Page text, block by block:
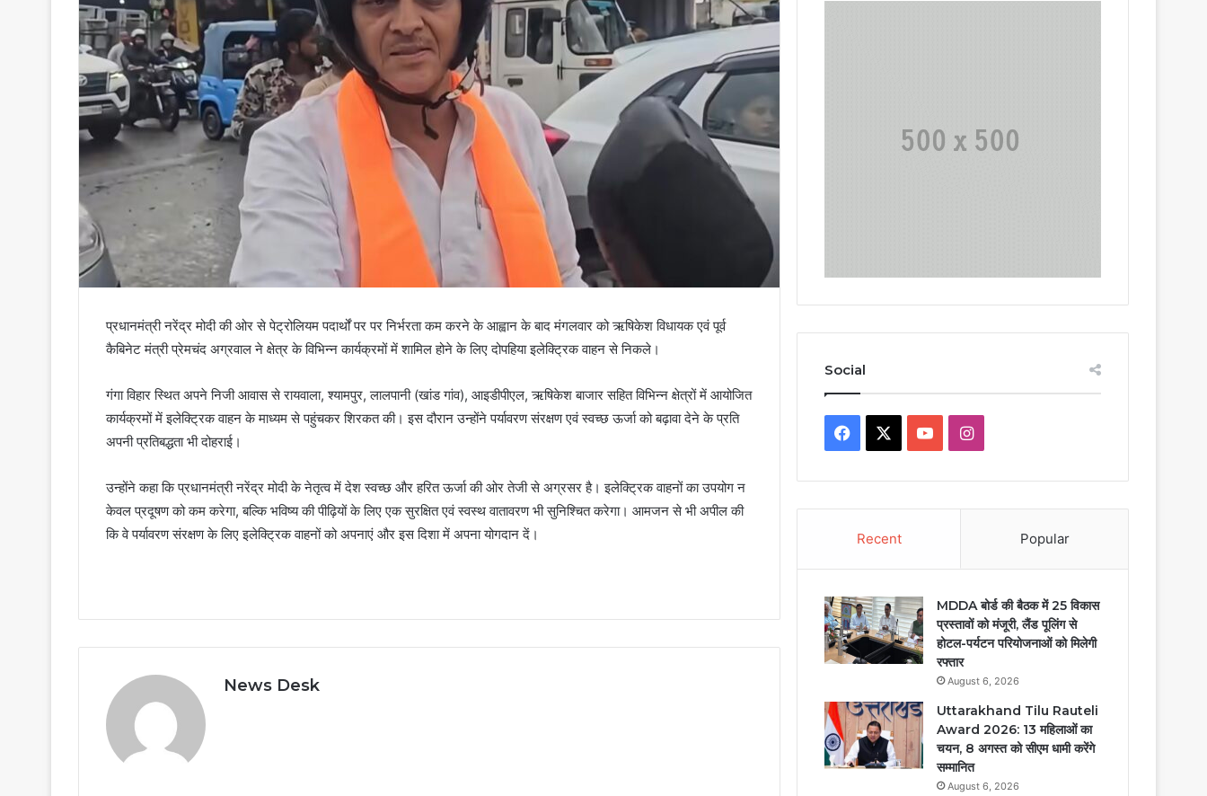
प्रधानमंत्री नरेंद्र मोदी की ओर से पेट्रोलियम पदार्थों पर पर निर्भरता कम करने के आह्वान के बाद मंगलवार को ऋषिकेश विधायक एवं पूर्व
कैबिनेट मंत्री प्रेमचंद अग्रवाल ने क्षेत्र के विभिन्न कार्यक्रमों में शामिल होने के लिए दोपहिया इलेक्ट्रिक वाहन से निकले।
गंगा विहार स्थित अपने निजी आवास से रायवाला, श्यामपुर, लालपानी (खांड गांव), आइडीपीएल, ऋषिकेश बाजार सहित विभिन्न क्षेत्रों में आयोजित
कार्यक्रमों में इलेक्ट्रिक वाहन के माध्यम से पहुंचकर शिरकत की। इस दौरान उन्होंने पर्यावरण संरक्षण एवं स्वच्छ ऊर्जा को बढ़ावा देने के प्रति
अपनी प्रतिबद्धता भी दोहराई।
उन्होंने कहा कि प्रधानमंत्री नरेंद्र मोदी के नेतृत्व में देश स्वच्छ और हरित ऊर्जा की ओर तेजी से अग्रसर है। इलेक्ट्रिक वाहनों का उपयोग न
केवल प्रदूषण को कम करेगा, बल्कि भविष्य की पीढ़ियों के लिए एक सुरक्षित एवं स्वस्थ वातावरण भी सुनिश्चित करेगा। आमजन से भी अपील की
कि वे पर्यावरण संरक्षण के लिए इलेक्ट्रिक वाहनों को अपनाएं और इस दिशा में अपना योगदान दें।
News Desk
Social
Facebook YouTubeInstagram
Recent Popular
MDDA बोर्ड की बैठक में 25 विकास
प्रस्तावों को मंजूरी, लैंड पूलिंग से
होटल-पर्यटन परियोजनाओं को मिलेगी
रफ्तार
August 6, 2026
Uttarakhand Tilu Rauteli
Award 2026: 13 महिलाओं का
चयन, 8 अगस्त को सीएम धामी करेंगे
सम्मानित
August 6, 2026